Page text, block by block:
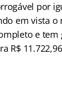
por
em vista
e tem
R$